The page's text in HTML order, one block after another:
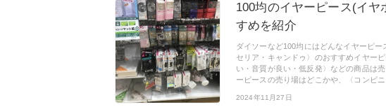
100均のイヤーピース(イ
すめを紹介
ダイソーなど100均にはどんなイヤーピ
セリア・キャンドゥ〉のおすすめイヤー
い・音質が良い・低反発〉などの商品は
ーピースの売り場はどこかや、〈コンビニ
2024年11月27日